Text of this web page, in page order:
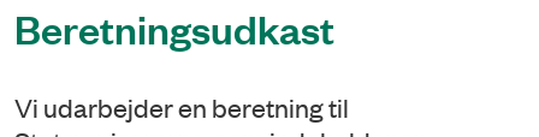
Beretningsudkast
Vi udarbejder en beretning til